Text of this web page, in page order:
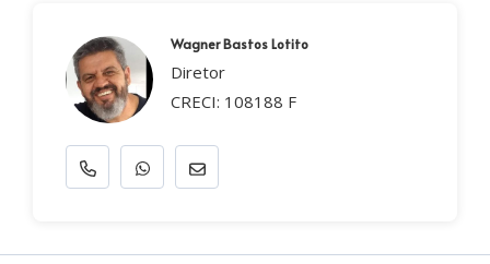
Wagner Bastos Lotito
Diretor
CRECI: 108188 F